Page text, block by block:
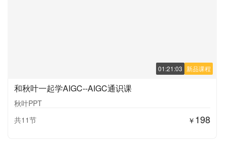
新品课程
01:21:03
和秋叶一起学AIGC--AIGC通识课
秋叶PPT
共11节
￥ 198